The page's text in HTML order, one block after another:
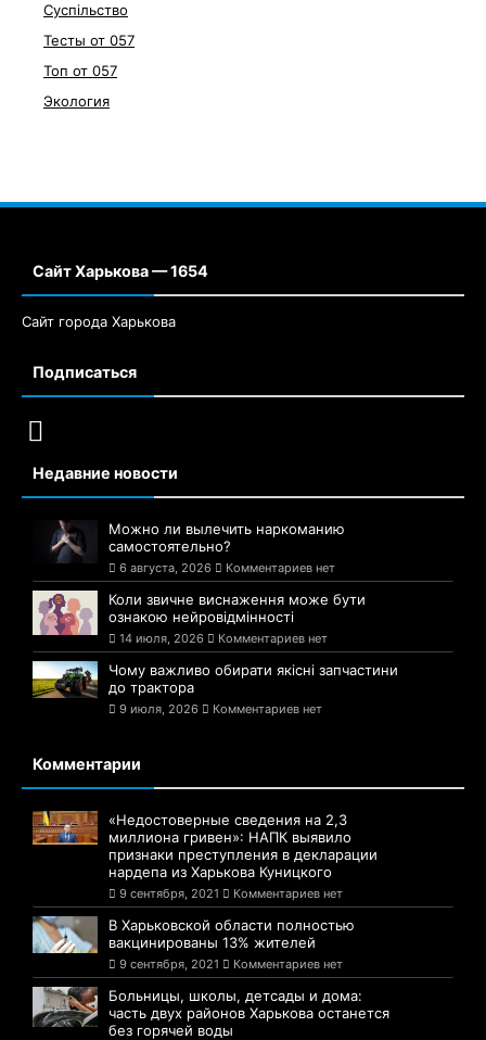
Суспільство
Тесты от 057
Топ от 057
Экология
Сайт Харькова — 1654
Сайт города Харькова
Подписаться
Недавние новости
Можно ли вылечить наркоманию
самостоятельно?
6 августа, 2026 Комментариев нет
Коли звичне виснаження може бути
ознакою нейровідмінності
14 июля, 2026 Комментариев нет
Чому важливо обирати якісні запчастини
до трактора
9 июля, 2026 Комментариев нет
Комментарии
«Недостоверные сведения на 2,3
миллиона гривен»: НАПК выявило
признаки преступления в декларации
нардепа из Харькова Куницкого
9 сентября, 2021 Комментариев нет
В Харьковской области полностью
вакцинированы 13% жителей
9 сентября, 2021 Комментариев нет
Больницы, школы, детсады и дома:
часть двух районов Харькова останется
без горячей воды